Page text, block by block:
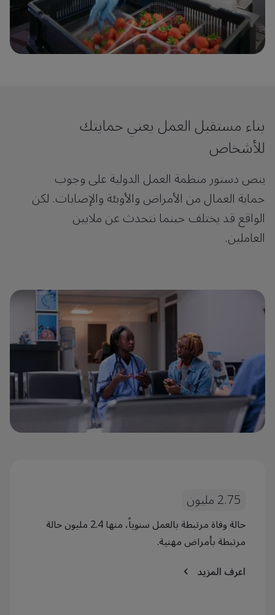
بناء مستقبل العمل يعني حمايتك
للأشخاص
ينص دستور منظمة العمل الدولية على وجوب
حماية العمال من الأمراض والأوبئة والإصابات. لكن
الواقع قد يختلف حينما نتحدث عن ملايين
العاملين.
2.75 مليون
حالة وفاة مرتبطة بالعمل سنوياً، منها 2.4 مليون حالة
مرتبطة بأمراض مهنية.
اعرف المزيد